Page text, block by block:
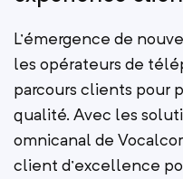
L’émergence de
les opérateurs de
parcours clients pour
qualité. Avec les
omnicanal de
client d’excellence